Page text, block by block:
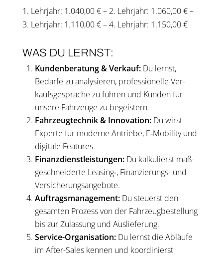
1. Lehr­jahr: 1.040,00 € – 2. Lehr­jahr: 1.060,00 € –
3. Lehr­jahr: 1.110,00 € – 4. Lehr­jahr: 1.150,00 €
WAS DU LERNST:
Kun­den­be­ra­tung & Ver­kauf:Du lernst,
Bedar­fe zu ana­ly­sie­ren, pro­fes­sio­nel­le Ver­
kaufs­ge­sprä­che zu füh­ren und Kunden für
unse­re Fahr­zeu­ge zu begeis­tern.
Fahr­zeug­tech­nik & Inno­va­ti­on:Du wirst
Exper­te für moder­ne Antrie­be, E‑Mobility und
digi­ta­le Fea­tures.
Finanz­dienst­leis­tun­gen:Du kal­ku­lierst maß­
ge­schnei­der­te Leasing‑, Finan­zie­rungs- und
Ver­si­che­rungs­an­ge­bo­te.
Auf­trags­ma­nage­ment:Du steu­erst den
gesam­ten Pro­zess von der Fahr­zeug­be­stel­lung
bis zur Zulas­sung und Aus­lie­fe­rung.
Ser­vice-Orga­ni­sa­ti­on:Du lernst die Abläu­fe
im After-Sales ken­nen und koor­di­nierst